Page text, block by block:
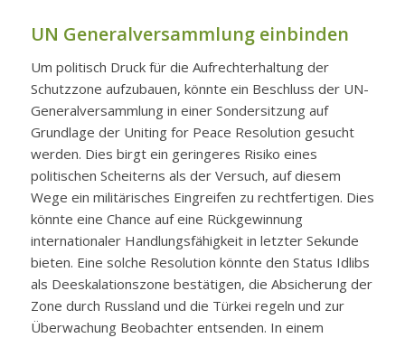
UN Generalversammlung einbinden
Um politisch Druck für die Aufrechterhaltung der
Schutzzone aufzubauen, könnte ein Beschluss der UN-
Generalversammlung in einer Sondersitzung auf
Grundlage der Uniting for Peace Resolution gesucht
werden. Dies birgt ein geringeres Risiko eines
politischen Scheiterns als der Versuch, auf diesem
Wege ein militärisches Eingreifen zu rechtfertigen. Dies
könnte eine Chance auf eine Rückgewinnung
internationaler Handlungsfähigkeit in letzter Sekunde
bieten. Eine solche Resolution könnte den Status Idlibs
als Deeskalationszone bestätigen, die Absicherung der
Zone durch Russland und die Türkei regeln und zur
Überwachung Beobachter entsenden. In einem